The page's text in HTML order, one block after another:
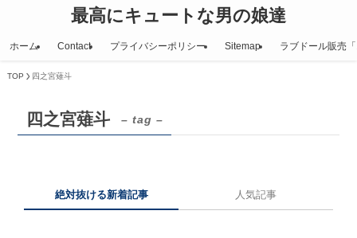
最高にキュートな男の娘達
ホーム Contact プライバシーポリシー Sitemap ラブドール販売
TOP 四之宮薙斗
四之宮薙斗 – tag –
絶対抜ける新着記事 人気記事